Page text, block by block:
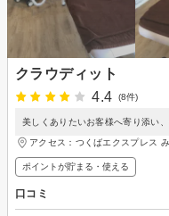
クラウディット
4.4
(8件)
美しくありたいお客様へ寄り添い
アクセス：つくばエクスプレス
ポイントが貯まる・使える
口コミ